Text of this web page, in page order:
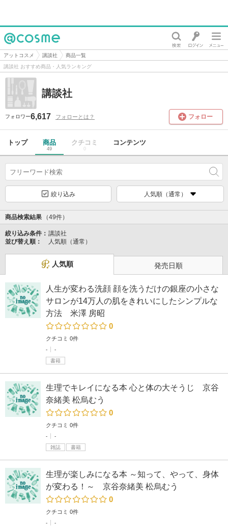
@cosme
アットコスメ 講談社
商品一覧
講談社 おすすめ商品・人気ランキング
講談社
フォロワー6,617 フォローとは？ フォロー
トップ 商品
49
クチコミ
0
コンテンツ
絞り込み 人気順（通常）
商品検索結果 （49件）
絞り込み条件： 講談社
並び替え順：
人気順（通常）
人気順 発売日順
人生が変わる洗顔 顔を洗うだけの銀座の小さな
サロンが14万人の肌をきれいにしたシンプルな
方法 米澤 房昭
0
クチコミ 0件
-
-
書籍
生理でキレイになる本 心と体の大そうじ 京谷
奈緒美 松烏むう
0
クチコミ 0件
-
-
雑誌
書籍
生理が楽しみになる本 ～知って、やって、身体
が変わる！～ 京谷奈緒美 松烏むう
0
クチコミ 0件
-
-